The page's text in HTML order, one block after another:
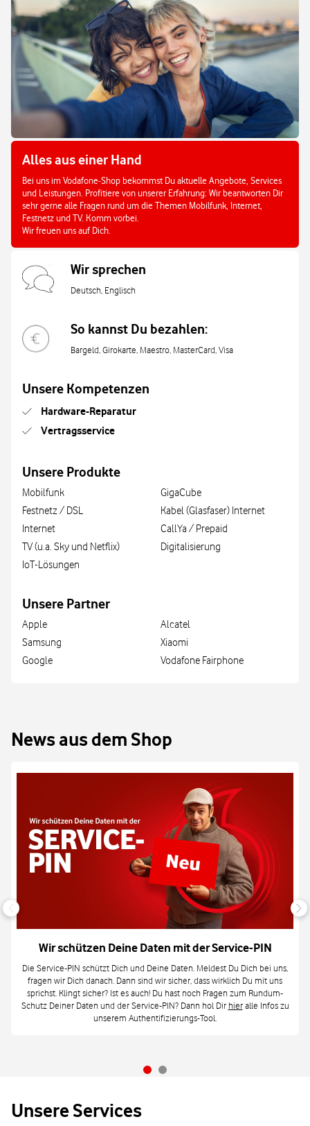
Alles aus einer Hand
Bei uns im Vodafone-Shop bekommst Du aktuelle Angebote, Services
und Leistungen. Profitiere von unserer Erfahrung: Wir beantworten Dir
sehr gerne alle Fragen rund um die Themen Mobilfunk, Internet,
Festnetz und TV. Komm vorbei.
Wir freuen uns auf Dich.
Wir sprechen
Deutsch, Englisch
So kannst Du bezahlen:
Bargeld, Girokarte, Maestro, MasterCard, Visa
Unsere Kompetenzen
Hardware-Reparatur
Vertragsservice
Unsere Produkte
Mobilfunk
Festnetz / DSL
Internet
TV (u.a. Sky und Netflix)
IoT-Lösungen
GigaCube
Kabel (Glasfaser) Internet
CallYa / Prepaid
Digitalisierung
Unsere Partner
Apple
Samsung
Google
Alcatel
Xiaomi
Vodafone Fairphone
News aus dem Shop
Wir schützen Deine Daten mit der Service-PIN
Die Service-PIN schützt Dich und Deine Daten. Meldest Du Dich bei uns,
fragen wir Dich danach. Dann sind wir sicher, dass wirklich Du mit uns
sprichst. Klingt sicher? Ist es auch! Du hast noch Fragen zum Rundum-
Schutz Deiner Daten und der Service-PIN? Dann hol Dir hieralle Infos zu
unserem Authentifizierungs-Tool.
Unsere Services